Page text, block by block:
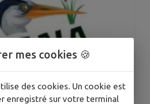
1/1
mes cookies 🍪
des cookies. Un cookie est
enregistré sur votre terminal